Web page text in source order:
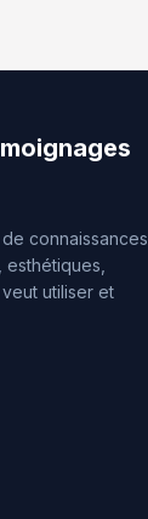
connaissances
utiliser et